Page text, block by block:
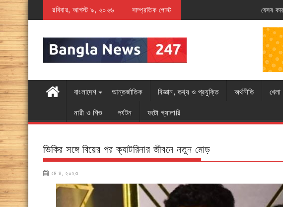
Skip
রবিবার, আগস্ট ৯, ২০২৬ সাম্প্রতিক পোস্ট
লিংক মুছে ফেলছে গুগল যেসব কারণে শ্রবণশক্তি কমে যায়
বাংলাদেশ আন্তর্জাতিক বিজ্ঞান, তথ্য ও প্রযুক্তি অর্থনীতি খেলা
নারী ও শিশু পর্যটন ফটো গ্যালারি
ভিকির সঙ্গে বিয়ের পর ক্যাটরিনার জীবনে নতুন মোড়
মে ৪, ২০২৩